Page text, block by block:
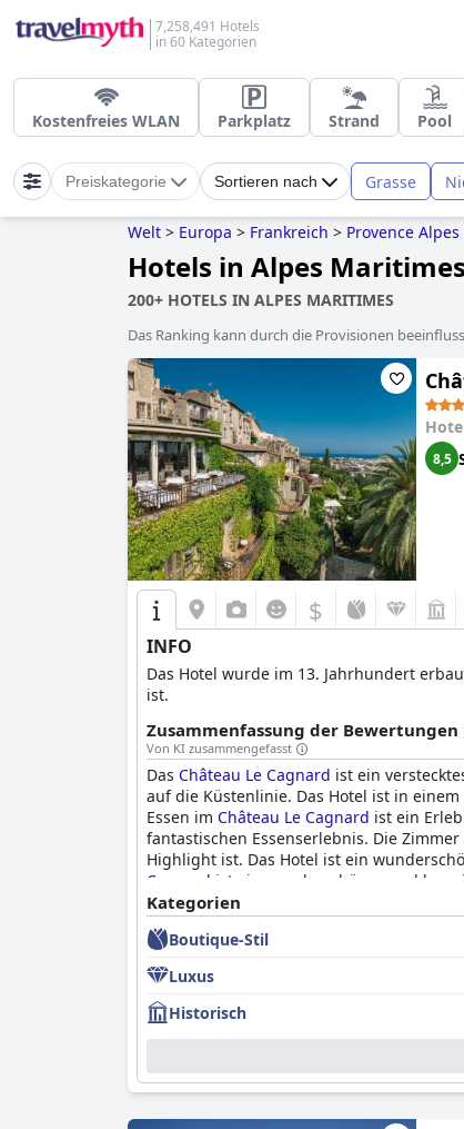
7,258,491 Hotels
in 60 Kategorien
Kostenfreies WLAN Parkplatz Strand Pool
Preiskategorie Sortieren nach Grasse
Welt > Europa > Frankreich > Provence
Hotels in Alpes Maritimes
200+ HOTELS IN ALPES MARITIMES
Das Ranking kann durch die Provisionen
8,5
$
INFO
Das Hotel wurde im 13. Jahrhundert
ist.
Zusammenfassung der Bewertungen
Von KI zusammengefasst
Das Château Le Cagnard ist ein
auf die Küstenlinie. Das Hotel ist in
Essen im Château Le Cagnard ist ein
fantastischen Essenserlebnis. Die
Highlight ist. Das Hotel ist ein
Cagnard ist ein wunderschönes und
einen romantischen Ausflug. Das
einen angenehmen Aufenthalt zu
und die Auswahl verbessert werden
suchen.
Kategorien
Boutique-Stil
Luxus
Historisch